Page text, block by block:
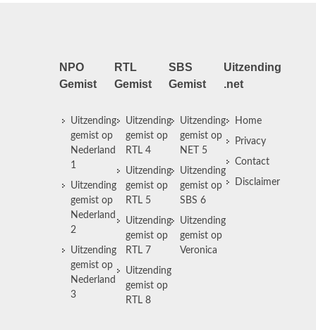
NPO
Gemist
Uitzending
gemist op
Nederland
1
Uitzending
gemist op
Nederland
2
Uitzending
gemist op
Nederland
3
RTL
Gemist
Uitzending
gemist op
RTL 4
Uitzending
gemist op
RTL 5
Uitzending
gemist op
RTL 7
Uitzending
gemist op
RTL 8
SBS
Gemist
Uitzending
gemist op
NET 5
Uitzending
gemist op
SBS 6
Uitzending
gemist op
Veronica
Uitzending
.net
Home
Privacy
Contact
Disclaimer